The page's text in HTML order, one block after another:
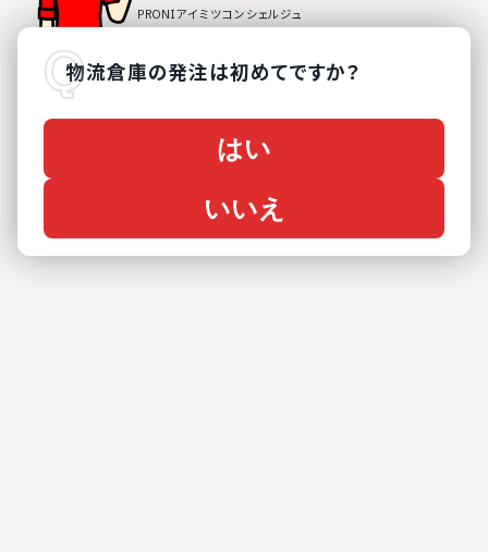
物流倉庫の発注は初めてですか？
はい
いいえ